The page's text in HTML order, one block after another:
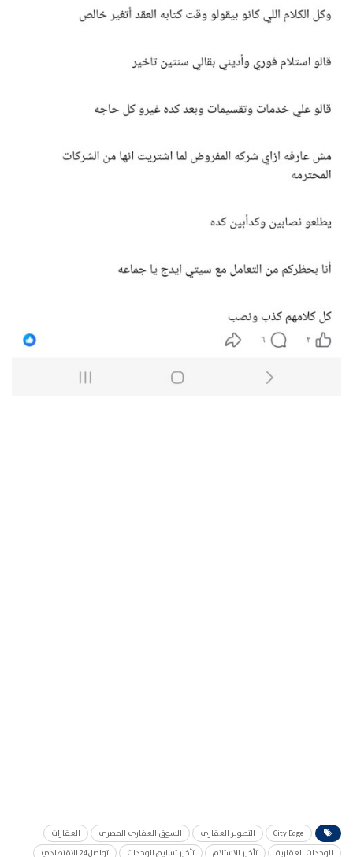
City Edge التطوير العقاري السوق العقاري المصري
العقارات
الوحدات العقارية
تأخير الاستلام تأخير تسليم الوحدات تواصل24 الاقتصادي